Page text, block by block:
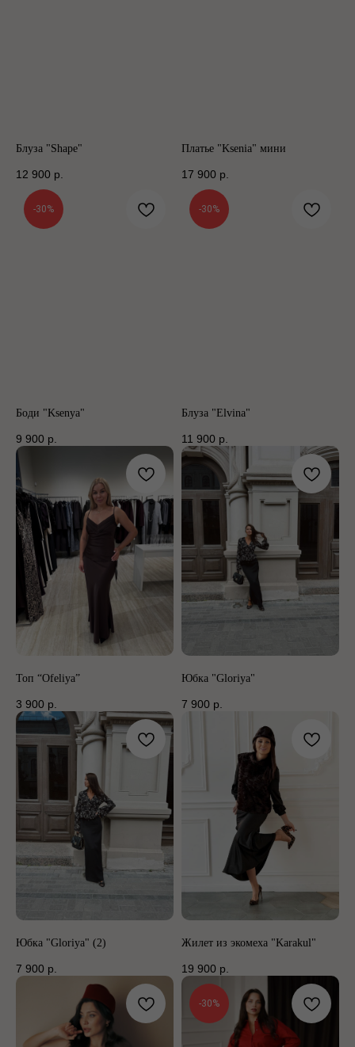
Блуза "Shape"
12 900 р.
Платье "Ksenia" мини
17 900 р.
-30%
Боди "Ksenya"
9 900 р.
-30%
Блуза "Elvina"
11 900 р.
Топ “Ofeliya”
3 900 р.
Юбка "Gloriya"
7 900 р.
Юбка "Gloriya" (2)
7 900 р.
Жилет из экомеха "Karakul"
19 900 р.
-30%